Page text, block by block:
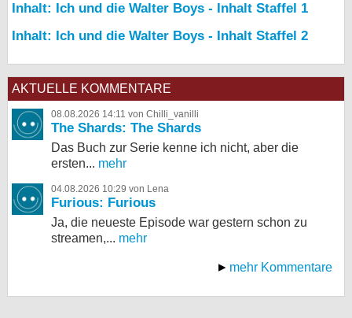
Inhalt: Ich und die Walter Boys - Inhalt Staffel 1
Inhalt: Ich und die Walter Boys - Inhalt Staffel 2
AKTUELLE KOMMENTARE
08.08.2026 14:11 von Chilli_vanilli
The Shards: The Shards
Das Buch zur Serie kenne ich nicht, aber die
ersten... mehr
04.08.2026 10:29 von Lena
Furious: Furious
Ja, die neueste Episode war gestern schon zu
streamen,... mehr
mehr Kommentare